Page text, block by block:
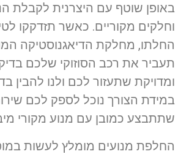
באופן שוטף עם היצרנית לקבלת
וחלקים מקוריים. כאשר תזדקקו
החלתו, מחלקת הדיאגנוסטיקה
תעביר את רכב הסוזוקי שלכם
ומדויקת שתעזור לכם ולנו להבין
במידת הצורך נוכל לספק לכם
שתתבצע כמובן עם מנוע מקורי
החלפת מנועים מומלץ לעשות